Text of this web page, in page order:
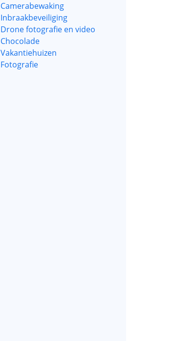
Camerabewaking
Inbraakbeveiliging
Drone fotografie en video
Chocolade
Vakantiehuizen
Fotografie